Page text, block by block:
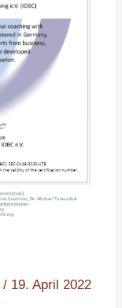
/ 19. April 2022